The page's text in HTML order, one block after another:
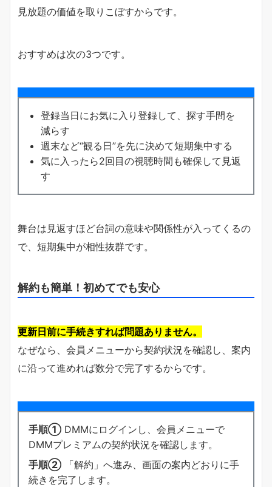
見放題の価値を取りこぼすからです。
おすすめは次の3つです。
登録当日にお気に入り登録して、探す手間を
減らす
週末など“観る日”を先に決めて短期集中する
気に入ったら2回目の視聴時間も確保して見返
す
舞台は見返すほど台詞の意味や関係性が入ってくるの
で、短期集中が相性抜群です。
解約も簡単！初めてでも安心
更新日前に手続きすれば問題ありません。
なぜなら、会員メニューから契約状況を確認し、案内
に沿って進めれば数分で完了するからです。
手順① DMMにログインし、会員メニューで
DMMプレミアムの契約状況を確認します。
手順② 「解約」へ進み、画面の案内どおりに手
続きを完了します。